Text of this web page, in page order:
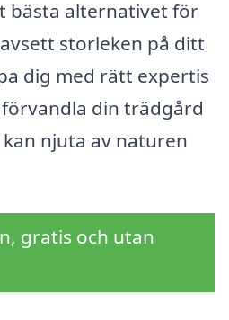
bästa alternativet för
storleken på ditt
dig med rätt expertis
din trädgård
njuta av naturen
gratis och utan